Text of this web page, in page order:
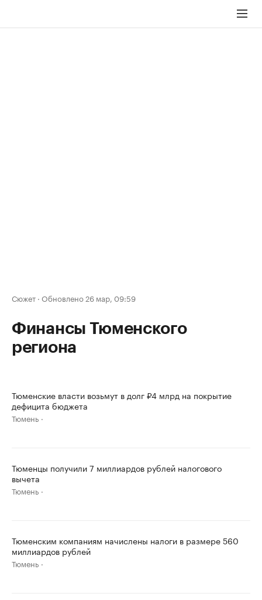
Сюжет · Обновлено 26 мар, 09:59
Финансы Тюменского
региона
Тюменские власти возьмут в долг ₽4 млрд на покрытие
дефицита бюджета
Тюмень
Тюменцы получили 7 миллиардов рублей налогового
вычета
Тюмень
Тюменским компаниям начислены налоги в размере 560
миллиардов рублей
Тюмень